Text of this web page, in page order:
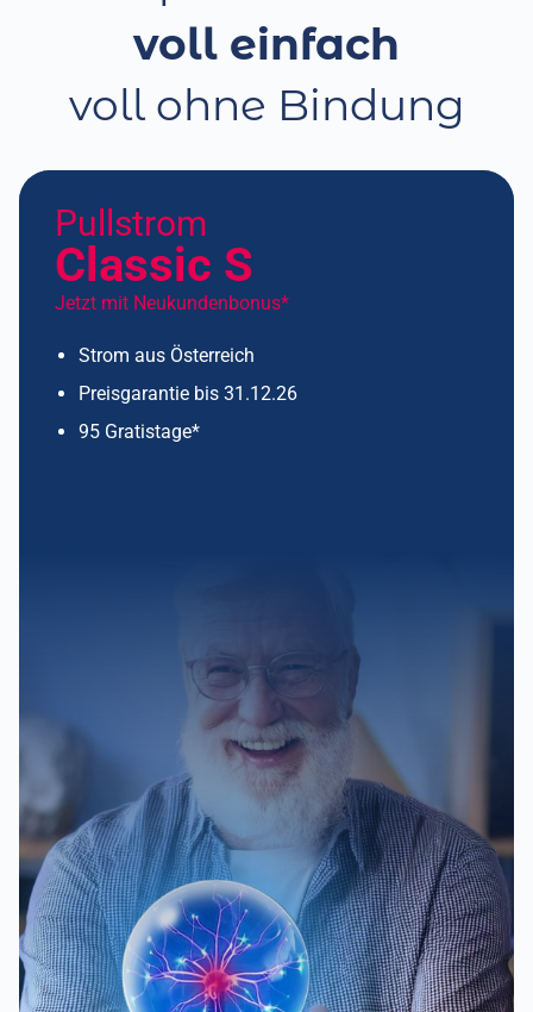
voll einfach
voll ohne Bindung
Pullstrom
Classic S
Jetzt mit Neukundenbonus*
Strom aus Österreich
Preisgarantie bis 31.12.26
95 Gratistage*